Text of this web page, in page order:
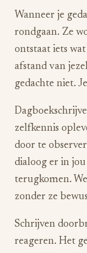
Wanneer je
rondgaan. Ze
ontstaat iets
afstand van
gedachte niet.
zelfkennis
door te
dialoog er in jou
terugkomen.
zonder ze
Schrijven
reageren. Het